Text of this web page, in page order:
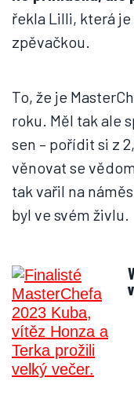
řekla Lilli, která
zpěvačkou.
To, že je
roku. Měl tak ale
sen – pořídit si z
věnovat se
tak vařil na
byl ve svém živlu.